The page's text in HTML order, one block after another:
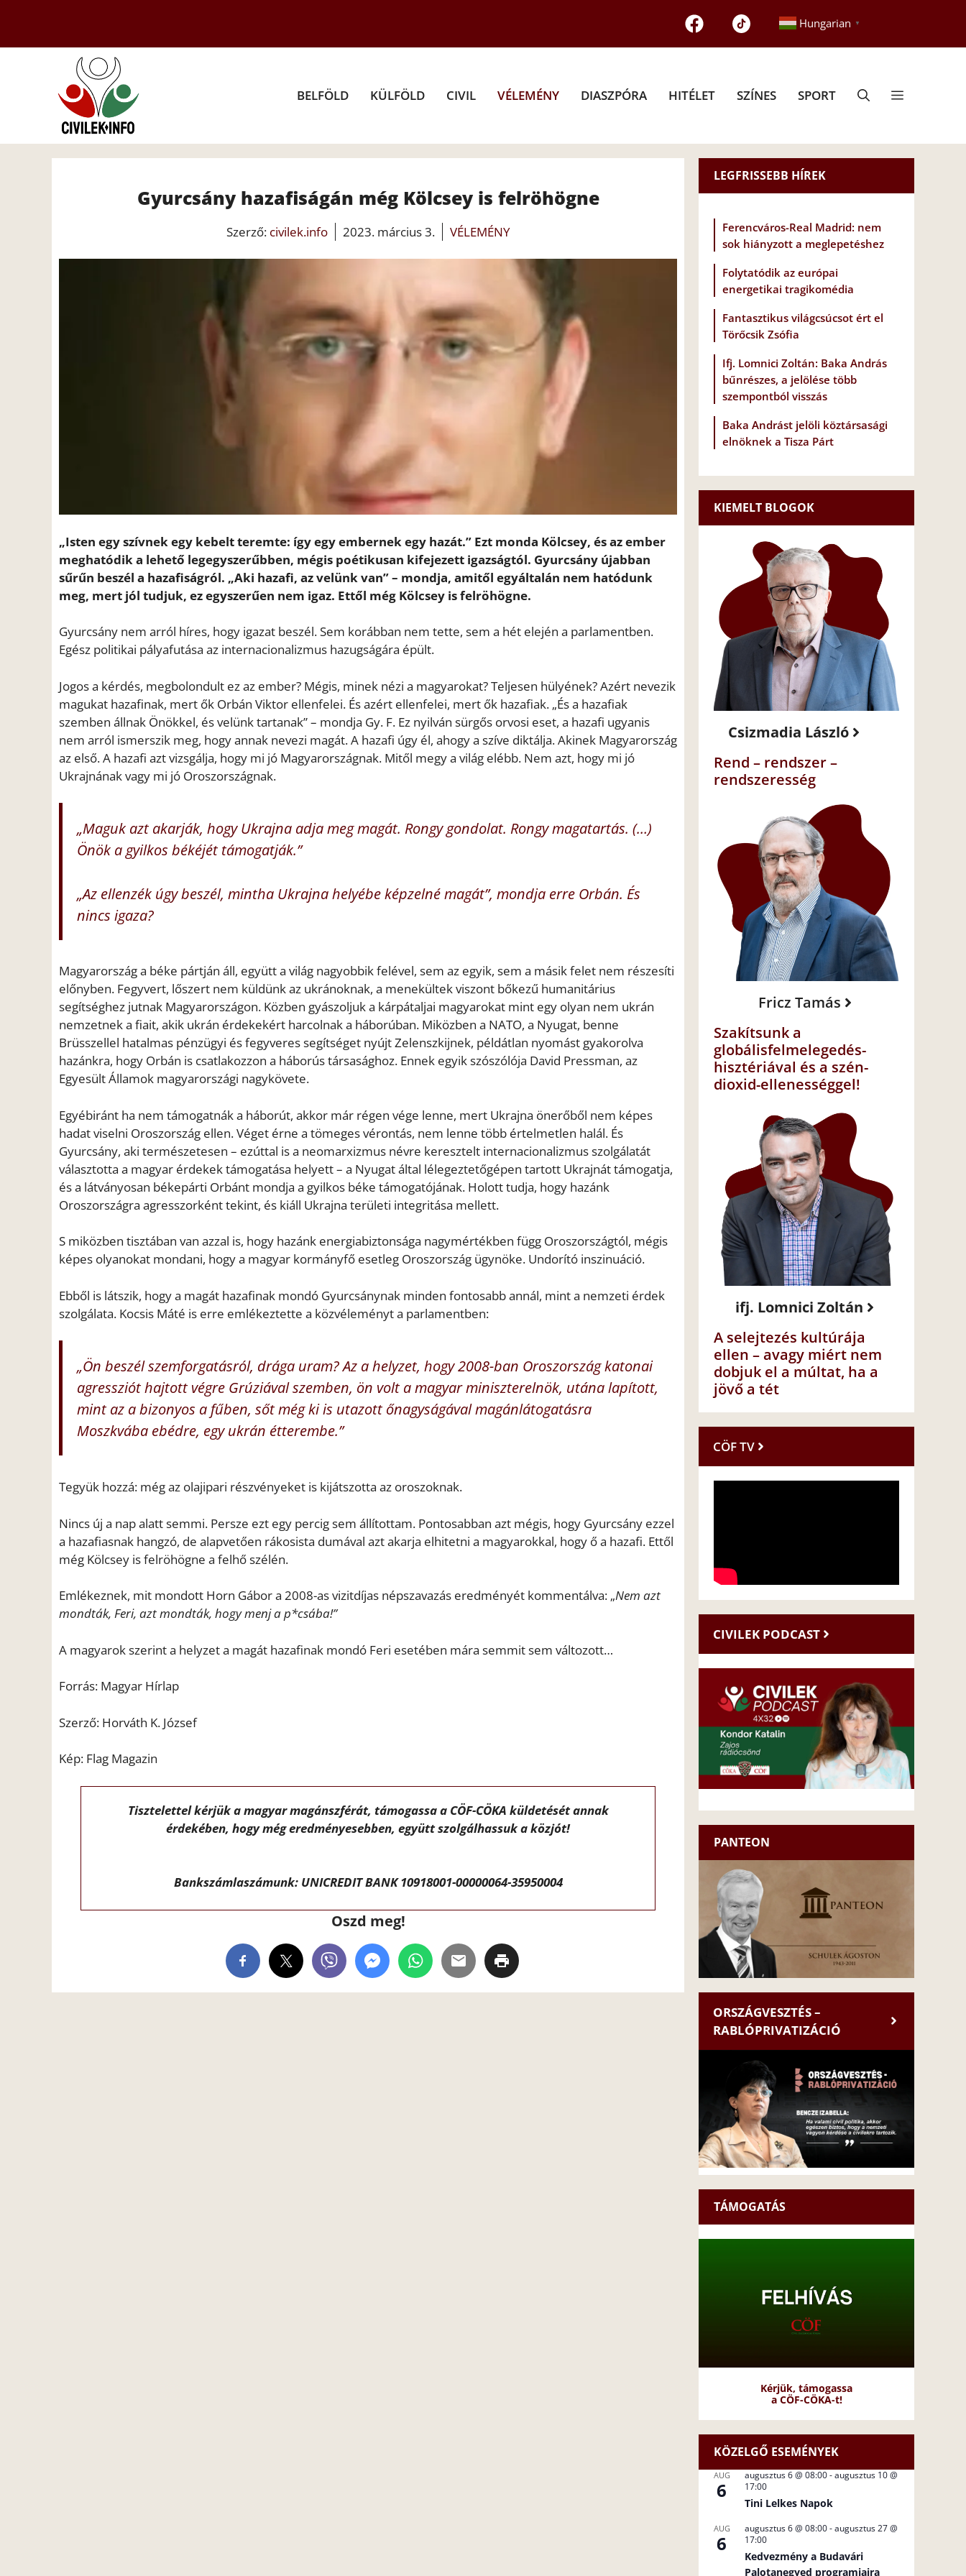
tartalomba
Hungarian ▼
BELFÖLD KÜLFÖLD CIVIL VÉLEMÉNY DIASZPÓRA HITÉLET SZÍNES SPORT
Gyurcsány hazafiságán még Kölcsey is felröhögne
Szerző: civilek.info 2023. március 3. VÉLEMÉNY
„Isten egy szívnek egy kebelt teremte: így egy embernek egy hazát.” Ezt monda Kölcsey, és az ember
meghatódik a lehető legegyszerűbben, mégis poétikusan kifejezett igazságtól. Gyurcsány újabban
sűrűn beszél a hazafiságról. „Aki hazafi, az velünk van” – mondja, amitől egyáltalán nem hatódunk
meg, mert jól tudjuk, ez egyszerűen nem igaz. Ettől még Kölcsey is felröhögne.
Gyurcsány nem arról híres, hogy igazat beszél. Sem korábban nem tette, sem a hét elején a parlamentben.
Egész politikai pályafutása az internacionalizmus hazugságára épült.
Jogos a kérdés, megbolondult ez az ember? Mégis, minek nézi a magyarokat? Teljesen hülyének? Azért nevezik
magukat hazafinak, mert ők Orbán Viktor ellenfelei. És azért ellenfelei, mert ők hazafiak. „És a hazafiak
szemben állnak Önökkel, és velünk tartanak” – mondja Gy. F. Ez nyilván sürgős orvosi eset, a hazafi ugyanis
nem arról ismerszik meg, hogy annak nevezi magát. A hazafi úgy él, ahogy a szíve diktálja. Akinek Magyarország
az első. A hazafi azt vizsgálja, hogy mi jó Magyarországnak. Mitől megy a világ elébb. Nem azt, hogy mi jó
Ukrajnának vagy mi jó Oroszországnak.
„Maguk azt akarják, hogy Ukrajna adja meg magát. Rongy gondolat. Rongy magatartás. (…)
Önök a gyilkos békéjét támogatják.”
„Az ellenzék úgy beszél, mintha Ukrajna helyébe képzelné magát”, mondja erre Orbán. És
nincs igaza?
Magyarország a béke pártján áll, együtt a világ nagyobbik felével, sem az egyik, sem a másik felet nem részesíti
előnyben. Fegyvert, lőszert nem küldünk az ukránoknak, a menekültek viszont bőkezű humanitárius
segítséghez jutnak Magyarországon. Közben gyászoljuk a kárpátaljai magyarokat mint egy olyan nem ukrán
nemzetnek a fiait, akik ukrán érdekekért harcolnak a háborúban. Miközben a NATO, a Nyugat, benne
Brüsszellel hatalmas pénzügyi és fegyveres segítséget nyújt Zelenszkijnek, példátlan nyomást gyakorolva
hazánkra, hogy Orbán is csatlakozzon a háborús társasághoz. Ennek egyik szószólója David Pressman, az
Egyesült Államok magyarországi nagykövete.
Egyébiránt ha nem támogatnák a háborút, akkor már régen vége lenne, mert Ukrajna önerőből nem képes
hadat viselni Oroszország ellen. Véget érne a tömeges vérontás, nem lenne több értelmetlen halál. És
Gyurcsány, aki természetesen – ezúttal is a neomarxizmus névre keresztelt internacionalizmus szolgálatát
választotta a magyar érdekek támogatása helyett – a Nyugat által lélegeztetőgépen tartott Ukrajnát támogatja,
és a látványosan békepárti Orbánt mondja a gyilkos béke támogatójának. Holott tudja, hogy hazánk
Oroszországra agresszorként tekint, és kiáll Ukrajna területi integritása mellett.
S miközben tisztában van azzal is, hogy hazánk energiabiztonsága nagymértékben függ Oroszországtól, mégis
képes olyanokat mondani, hogy a magyar kormányfő esetleg Oroszország ügynöke. Undorító inszinuáció.
Ebből is látszik, hogy a magát hazafinak mondó Gyurcsánynak minden fontosabb annál, mint a nemzeti érdek
szolgálata. Kocsis Máté is erre emlékeztette a közvéleményt a parlamentben:
„Ön beszél szemforgatásról, drága uram? Az a helyzet, hogy 2008-ban Oroszország katonai
agressziót hajtott végre Grúziával szemben, ön volt a magyar miniszterelnök, utána lapított,
mint az a bizonyos a fűben, sőt még ki is utazott őnagyságával magánlátogatásra
Moszkvába ebédre, egy ukrán étterembe.”
Tegyük hozzá: még az olajipari részvényeket is kijátszotta az oroszoknak.
Nincs új a nap alatt semmi. Persze ezt egy percig sem állítottam. Pontosabban azt mégis, hogy Gyurcsány ezzel
a hazafiasnak hangzó, de alapvetően rákosista dumával azt akarja elhitetni a magyarokkal, hogy ő a hazafi. Ettől
még Kölcsey is felröhögne a felhő szélén.
Emlékeznek, mit mondott Horn Gábor a 2008-as vizitdíjas népszavazás eredményét kommentálva: „Nem azt
mondták, Feri, azt mondták, hogy menj a p*csába!”
A magyarok szerint a helyzet a magát hazafinak mondó Feri esetében mára semmit sem változott…
Forrás: Magyar Hírlap
Szerző: Horváth K. József
Kép: Flag Magazin
Tisztelettel kérjük a magyar magánszférát, támogassa a CÖF-CÖKA küldetését annak
érdekében, hogy még eredményesebben, együtt szolgálhassuk a közjót!
Bankszámlaszámunk: UNICREDIT BANK 10918001-00000064-35950004
Oszd meg!
LEGFRISSEBB HÍREK
Ferencváros-Real Madrid: nem
sok hiányzott a meglepetéshez
Folytatódik az európai
energetikai tragikomédia
Fantasztikus világcsúcsot ért el
Törőcsik Zsófia
Ifj. Lomnici Zoltán: Baka András
bűnrészes, a jelölése több
szempontból visszás
Baka Andrást jelöli köztársasági
elnöknek a Tisza Párt
KIEMELT BLOGOK
Csizmadia László
Rend – rendszer –
rendszeresség
Fricz Tamás
Szakítsunk a
globálisfelmelegedés-
hisztériával és a szén-
dioxid-ellenességgel!
ifj. Lomnici Zoltán
A selejtezés kultúrája
ellen – avagy miért nem
dobjuk el a múltat, ha a
jövő a tét
CÖF TV
CIVILEK PODCAST
PANTEON
ORSZÁGVESZTÉS –
RABLÓPRIVATIZÁCIÓ
TÁMOGATÁS
Kérjük, támogassa
a CÖF-CÖKA-t!
KÖZELGŐ ESEMÉNYEK
AUG
6
augusztus 6 @ 08:00-augusztus 10 @
17:00
Tini Lelkes Napok
AUG
6
augusztus 6 @ 08:00-augusztus 27 @
17:00
Kedvezmény a Budavári
Palotanegyed programjaira